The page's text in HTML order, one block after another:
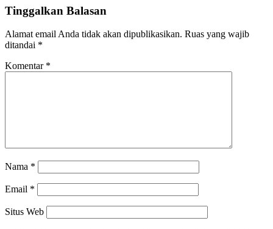
Tinggalkan Balasan
Alamat email Anda tidak akan dipublikasikan. Ruas yang wajib
ditandai *
Komentar *
Nama *
Email *
Situs Web